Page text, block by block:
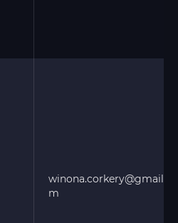
winona.corkery@gmail.co
m